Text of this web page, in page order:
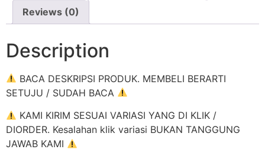
Reviews (0)
Description
BACA DESKRIPSI PRODUK. MEMBELI BERARTI
SETUJU / SUDAH BACA
KAMI KIRIM SESUAI VARIASI YANG DI KLIK /
DIORDER. Kesalahan klik variasi BUKAN TANGGUNG
JAWAB KAMI